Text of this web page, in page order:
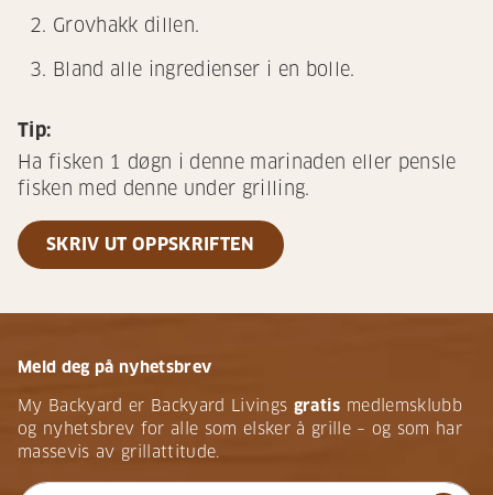
Grovhakk dillen.
Bland alle ingredienser i en bolle.
Tip:
Ha fisken 1 døgn i denne marinaden eller pensle
fisken med denne under grilling.
SKRIV UT OPPSKRIFTEN
Meld deg på nyhetsbrev
My Backyard er Backyard Livings gratis medlemsklubb
og nyhetsbrev for alle som elsker å grille – og som har
massevis av grillattitude.